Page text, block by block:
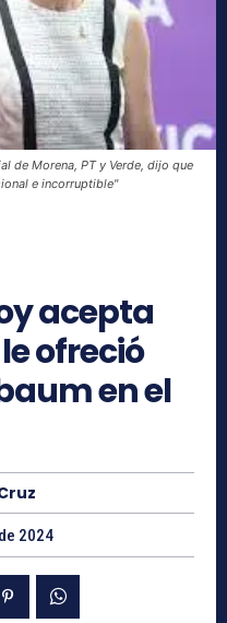
de Morena, PT y Verde, dijo que
e incorruptible"
acepta
ofreció
en el
2024